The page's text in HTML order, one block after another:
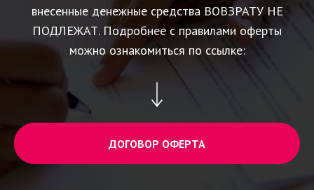
внесенные денежные средства ВОВЗРАТУ НЕ
ПОДЛЕЖАТ. Подробнее с правилами оферты
можно ознакомиться по ссылке:
ДОГОВОР ОФЕРТА